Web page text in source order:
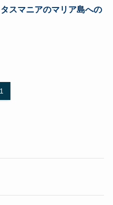
スマニアのマリア島への
1